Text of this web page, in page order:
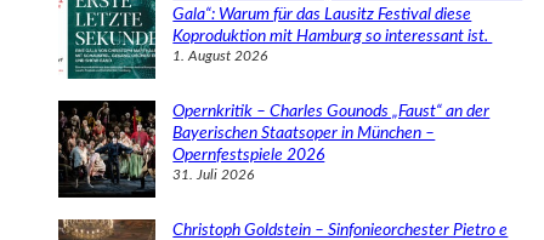
Gala“: Warum für das Lausitz Festival diese
Koproduktion mit Hamburg so interessant ist.
1. August 2026
Opernkritik – Charles Gounods „Faust“ an der
Bayerischen Staatsoper in München –
Opernfestspiele 2026
31. Juli 2026
Christoph Goldstein – Sinfonieorchester Pietro e